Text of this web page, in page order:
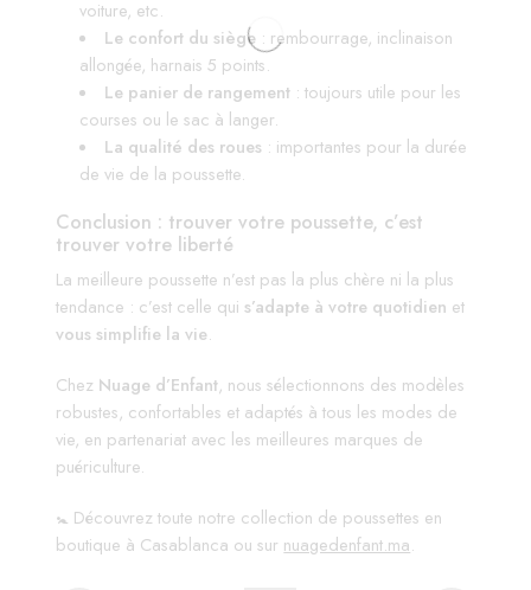
voiture, etc.
Le confort du siège: rembourrage, inclinaison
allongée, harnais 5 points.
Le panier de rangement: toujours utile pour les
courses ou le sac à langer.
La qualité des roues : importantes pour la durée
de vie de la poussette.
Conclusion : trouver votre poussette, c’est
trouver votre liberté
La meilleure poussette n’est pas la plus chère ni la plus
tendance : c’est celle quis’adapte à votre quotidien et
vous simplifie la vie.
Chez Nuage d’Enfant, nous sélectionnons des modèles
robustes, confortables et adaptés à tous les modes de
vie, en partenariat avec les meilleures marques de
puériculture.
🚼 Découvrez toute notre collection de poussettes en
boutique à Casablanca ou sur nuagedenfant.ma.